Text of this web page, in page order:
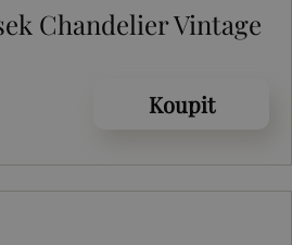
Chandelier Vintage
Koupit